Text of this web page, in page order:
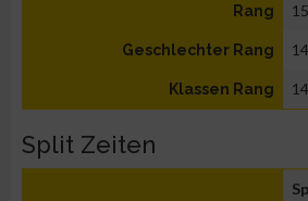
Rang
Geschlechter Rang
Klassen Rang
Split Zeiten